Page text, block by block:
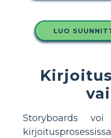
LUO
Storyboards